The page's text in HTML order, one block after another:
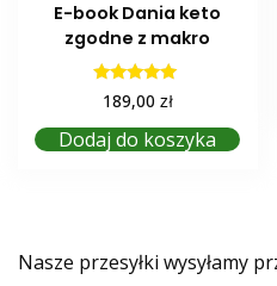
E-book Dania keto
zgodne z makro
Oceniono
5.00
na 5
189,00 zł
Dodaj do koszyka
Nasze przesyłki wysyłamy